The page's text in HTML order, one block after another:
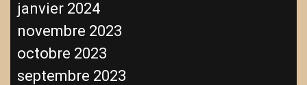
janvier 2024
novembre 2023
octobre 2023
septembre 2023